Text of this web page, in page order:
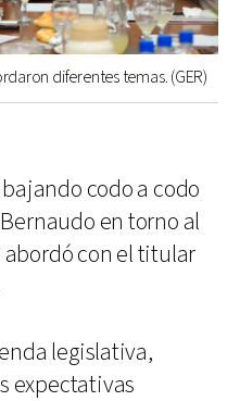
diferentes temas. (GER)
codo a codo
en torno al
con el titular
legislativa,
expectativas